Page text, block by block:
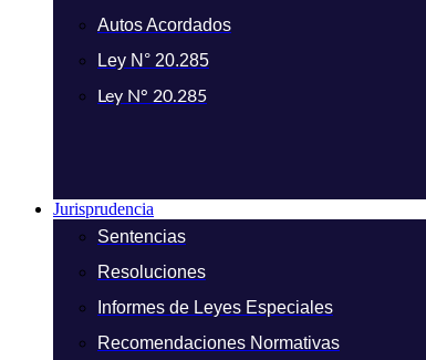
Autos Acordados
Ley N° 20.285
Ley N° 20.285
Jurisprudencia
Sentencias
Resoluciones
Informes de Leyes Especiales
Recomendaciones Normativas